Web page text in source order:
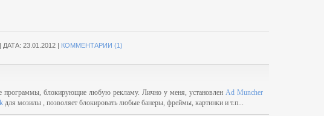
| ДАТА: 23.01.2012 | КОММЕНТАРИИ (1)
программы, блокирующие любую рекламу. Лично у меня, установлен Ad Muncher
для мозилы , позволяет блокировать любые банеры, фреймы, картинки и т.п...